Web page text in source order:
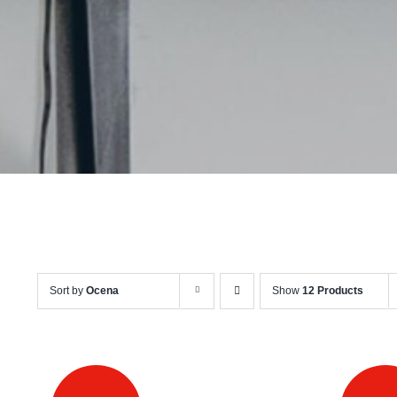
Sort by Ocena Show 12 Products